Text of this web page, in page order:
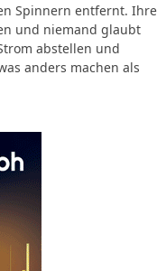
Spinnern entfernt. Ihre
und niemand glaubt
abstellen und
anders machen als